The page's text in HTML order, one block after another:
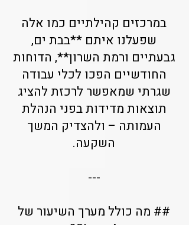
במרכזים קהילתיים כמו אלה
שפעלנו איתם **בבת ים,
גבעתיים ורמת השרון**, הדוחות
החודשיים הפכו לכלי עבודה
שגרתי שמאפשר לרכזת להציג
תוצאות מדידות בפני הנהלת
העמותה – ולהצדיק המשך
השקעה.
---
## מה כולל מערך השיעור של